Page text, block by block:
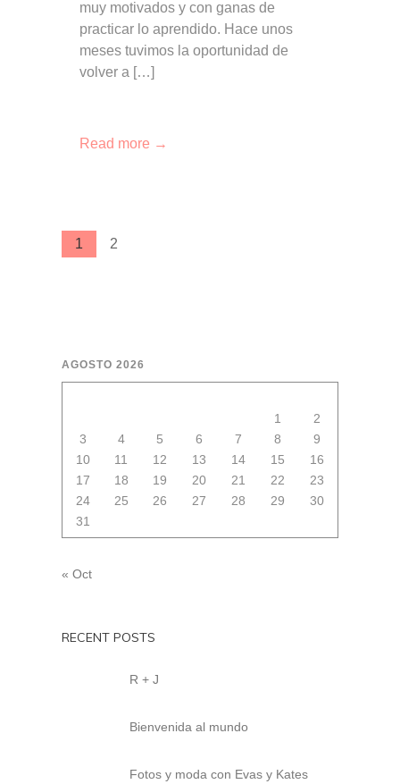
muy motivados y con ganas de
practicar lo aprendido. Hace unos
meses tuvimos la oportunidad de
volver a […]
Read more →
1 2
AGOSTO 2026
1
2
3
4 5 6 7 8
9
10
11 12 13 14 15
16
17
18 19 20 21 22
23
24
25 26 27 28 29
30
31
« Oct
RECENT POSTS
R + J
Bienvenida al mundo
Fotos y moda con Evas y Kates